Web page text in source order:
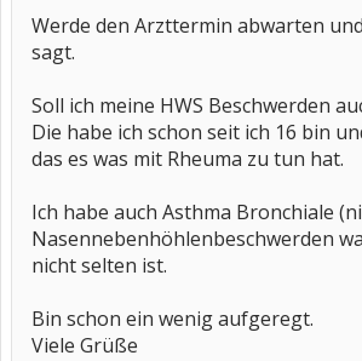
Werde den Arzttermin abwarten
sagt.
Soll ich meine HWS Beschwerden
Die habe ich schon seit ich 16 bin
das es was mit Rheuma zu tun hat.
Ich habe auch Asthma Bronchiale
Nasennebenhöhlenbeschwerden
nicht selten ist.
Bin schon ein wenig aufgeregt.
Viele Grüße